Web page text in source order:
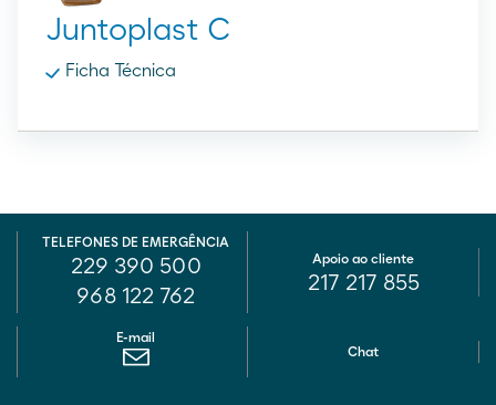
Juntoplast C
Ficha Técnica
TELEFONES DE EMERGÊNCIA
229 390 500
968 122 762
E-mail
Chat
Apoio ao cliente
217 217 855